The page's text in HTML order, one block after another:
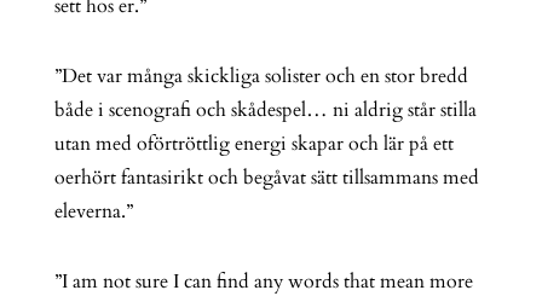
sett hos er.”
”Det var många skickliga solister och en stor bredd
både i scenografi och skådespel… ni aldrig står stilla
utan med oförtröttlig energi skapar och lär på ett
oerhört fantasirikt och begåvat sätt tillsammans med
eleverna.”
”I am not sure I can find any words that mean more